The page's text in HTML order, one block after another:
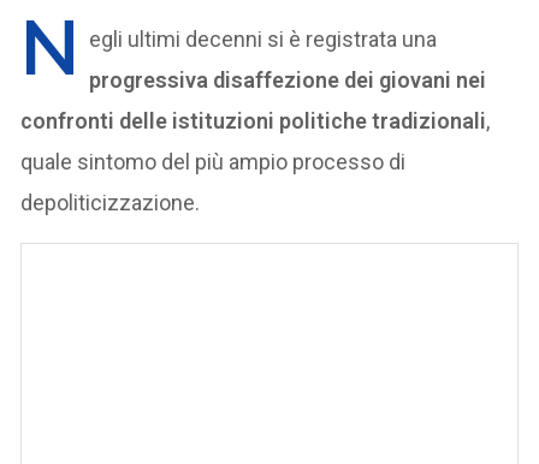
N
egli ultimi decenni si è registrata una
progressiva disaffezione dei giovani nei
confronti delle istituzioni politiche tradizionali,
quale sintomo del più ampio processo di
depoliticizzazione.